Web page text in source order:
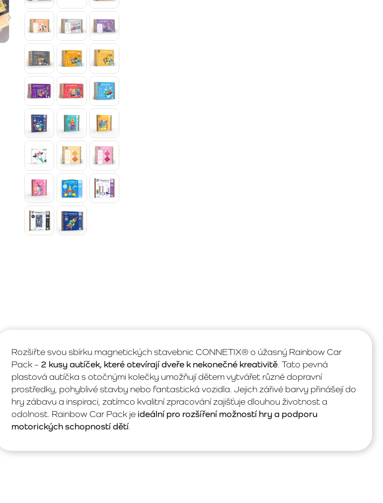
Rozšiřte svou sbírku magnetických stavebnic CONNETIX® o úžasný Rainbow Car
Pack – 2 kusy autíček, které otevírají dveře k nekonečné kreativitě. Tato pevná
plastová autíčka s otočnými kolečky umožňují dětem vytvářet různé dopravní
prostředky, pohyblivé stavby nebo fantastická vozidla. Jejich zářivé barvy přinášejí do
hry zábavu a inspiraci, zatímco kvalitní zpracování zajišťuje dlouhou životnost a
odolnost. Rainbow Car Pack je ideální pro rozšíření možností hry a podporu
motorických schopností dětí.